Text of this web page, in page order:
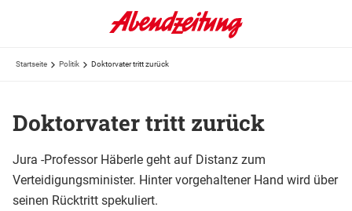
Startseite Politik Doktorvater tritt zurück
Doktorvater tritt zurück
Jura -Professor Häberle geht auf Distanz zum
Verteidigungsminister. Hinter vorgehaltener Hand wird über
seinen Rücktritt spekuliert.